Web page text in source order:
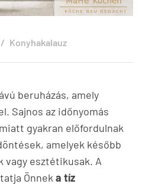
Konyhakalauz
beruházás, amely
Sajnos az időnyomás
gyakran előfordulnak
amelyek később
vagy esztétikusak. A
Önnek a tíz